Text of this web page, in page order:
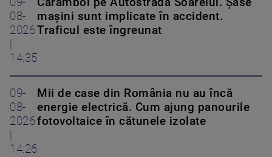
08-
2026
14:35
mașini sunt implicate în accident.
Traficul este îngreunat
09-
08-
2026
14:26
Mii de case din România nu au încă
energie electrică. Cum ajung panourile
fotovoltaice în cătunele izolate